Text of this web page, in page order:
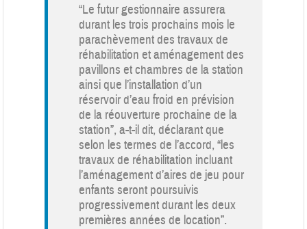
“Le futur gestionnaire assurera
durant les trois prochains mois le
parachèvement des travaux de
réhabilitation et aménagement des
pavillons et chambres de la station
ainsi que l’installation d’un
réservoir d’eau froid en prévision
de la réouverture prochaine de la
station”, a-t-il dit, déclarant que
selon les termes de l’accord, “les
travaux de réhabilitation incluant
l’aménagement d’aires de jeu pour
enfants seront poursuivis
progressivement durant les deux
premières années de location”.